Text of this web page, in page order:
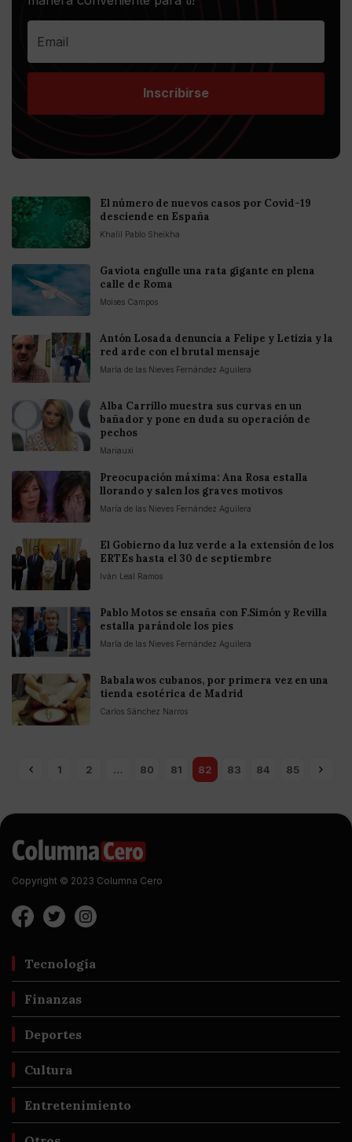
Inscribirse
El número de nuevos casos por Covid-19
desciende en España
Khalil Pablo Sheikha
Gaviota engulle una rata gigante en plena
calle de Roma
Moises Campos
Antón Losada denuncia a Felipe y Letizia y la
red arde con el brutal mensaje
María de las Nieves Fernández Aguilera
Alba Carrillo muestra sus curvas en un
bañador y pone en duda su operación de
pechos
Mariauxi
Preocupación máxima: Ana Rosa estalla
llorando y salen los graves motivos
María de las Nieves Fernández Aguilera
El Gobierno da luz verde a la extensión de los
ERTEs hasta el 30 de septiembre
Iván Leal Ramos
Pablo Motos se ensaña con F.Simón y Revilla
estalla parándole los pies
María de las Nieves Fernández Aguilera
Babalawos cubanos, por primera vez en una
tienda esotérica de Madrid
Carlos Sánchez Narros
1 2 … 80 81 82 83 84 85
Copyright © 2023 Columna Cero
Tecnología
Finanzas
Deportes
Cultura
Entretenimiento